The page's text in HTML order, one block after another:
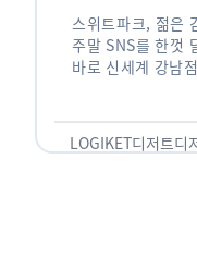
스위트파크, 젊은
주말 SNS를 한껏
바로 신세계 강남
LOGIKET디저트디